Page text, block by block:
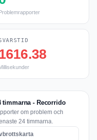
timmarna - Recorrido
om problem och
24 timmarna.